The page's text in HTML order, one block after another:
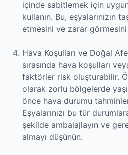
içinde sabitlemek için
kullanın. Bu, eşyalarınızın
etmesini ve zarar
Hava Koşulları ve Doğal
sırasında hava koşulları
faktörler risk oluşturabilir.
olarak zorlu bölgelerde
önce hava durumu
Eşyalarınızı bu tür
şekilde ambalajlayın ve
almayı düşünün.